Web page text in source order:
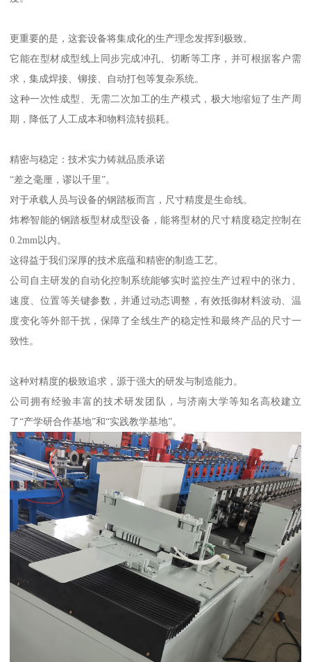
更重要的是，这套设备将集成化的生产理念发挥到极致。
它能在型材成型线上同步完成冲孔、切断等工序，并可根据客户需
求，集成焊接、铆接、自动打包等复杂系统。
这种一次性成型、无需二次加工的生产模式，极大地缩短了生产周
期，降低了人工成本和物料流转损耗。
精密与稳定：技术实力铸就品质承诺
“差之毫厘，谬以千里”。
对于承载人员与设备的钢踏板而言，尺寸精度是生命线。
炜桦智能的钢踏板型材成型设备，能将型材的尺寸精度稳定控制在
0.2mm以内。
这得益于我们深厚的技术底蕴和精密的制造工艺。
公司自主研发的自动化控制系统能够实时监控生产过程中的张力、
速度、位置等关键参数，并通过动态调整，有效抵御材料波动、温
度变化等外部干扰，保障了全线生产的稳定性和最终产品的尺寸一
致性。
这种对精度的极致追求，源于强大的研发与制造能力。
公司拥有经验丰富的技术研发团队，与济南大学等知名高校建立
了“产学研合作基地”和“实践教学基地”。